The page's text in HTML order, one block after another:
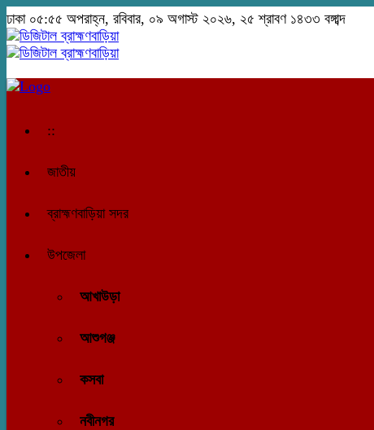
ঢাকা ০৫:৫৫ অপরাহ্ন, রবিবার, ০৯ অগাস্ট ২০২৬, ২৫ শ্রাবণ ১৪৩৩ বঙ্গাব্দ
::
জাতীয়
ব্রাহ্মণবাড়িয়া সদর
উপজেলা
আখাউড়া
আশুগঞ্জ
কসবা
নবীনগর